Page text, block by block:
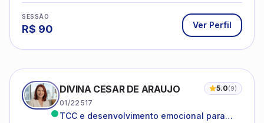
SESSÃO
R$ 90 Ver Perfil
DIVINA CESAR DE ARAUJO 5.0(9)
01/22517
TCC e desenvolvimento emocional para